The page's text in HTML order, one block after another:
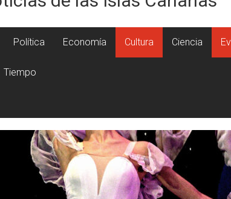
Política Economía Cultura Ciencia
Tiempo